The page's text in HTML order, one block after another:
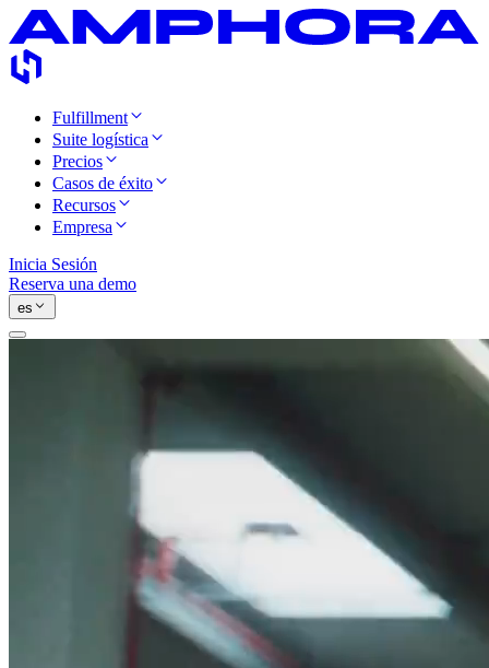
Fulfillment
Suite logística
Precios
Casos de éxito
Recursos
Empresa
Inicia Sesión
Reserva una demo
es